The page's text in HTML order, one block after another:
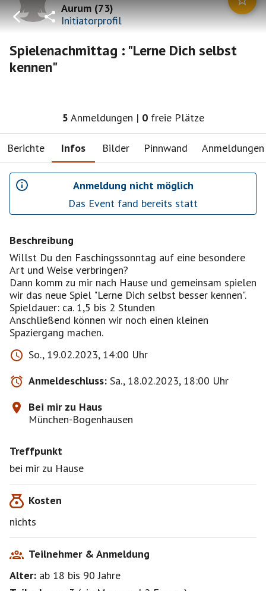
Aurum(73)
Initiatorprofil
Spielenachmittag : "Lerne Dich selbst
kennen"
5 Anmeldungen | 0 freie Plätze
Berichte Infos Bilder Pinnwand Anmeldungen
Anmeldung nicht möglich
Das Event fand bereits statt
Beschreibung
Willst Du den Faschingssonntag auf eine besondere
Art und Weise verbringen?
Dann komm zu mir nach Hause und gemeinsam spielen
wir das neue Spiel "Lerne Dich selbst besser kennen".
Spieldauer: ca. 1,5 bis 2 Stunden
Anschließend können wir noch einen kleinen
Spaziergang machen.
So., 19.02.2023, 14:00 Uhr
Anmeldeschluss: Sa., 18.02.2023, 18:00 Uhr
Bei mir zu Haus
München-Bogenhausen
Treffpunkt
bei mir zu Hause
Kosten
nichts
Teilnehmer & Anmeldung
Alter: ab 18 bis 90Jahre